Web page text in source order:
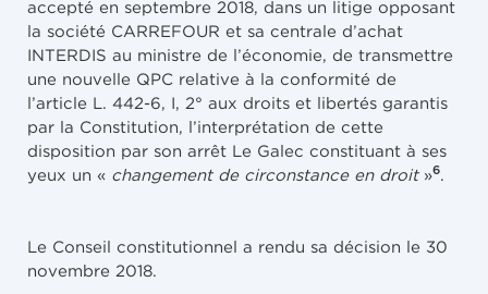
accepté en septembre 2018, dans un litige opposant
la société CARREFOUR et sa centrale d’achat
INTERDIS au ministre de l’économie, de transmettre
une nouvelle QPC relative à la conformité de
l’article L. 442-6, I, 2° aux droits et libertés garantis
par la Constitution, l’interprétation de cette
disposition par son arrêt Le Galec constituant à ses
yeux un « changement de circonstance en droit»6
Le Conseil constitutionnel a rendu sa décision le 30
novembre 2018.